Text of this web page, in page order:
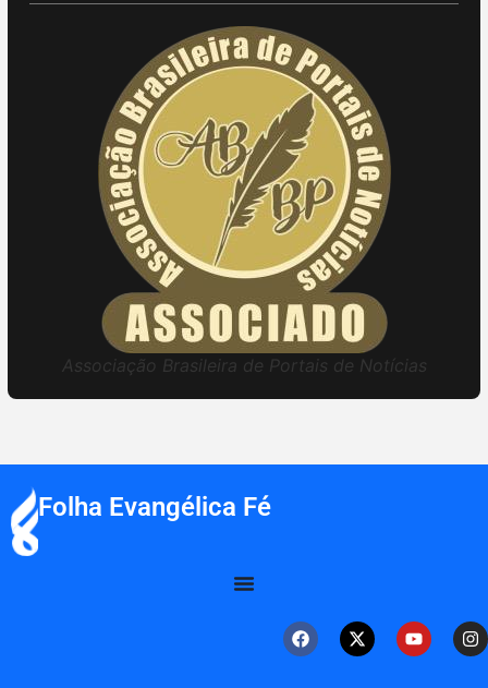
Associação Brasileira de Portais de Notícias
Folha Evangélica Fé